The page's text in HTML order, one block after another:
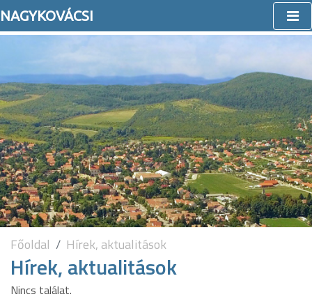
NAGYKOVÁCSI
Főoldal Hírek, aktualitások
Hírek, aktualitások
Nincs találat.